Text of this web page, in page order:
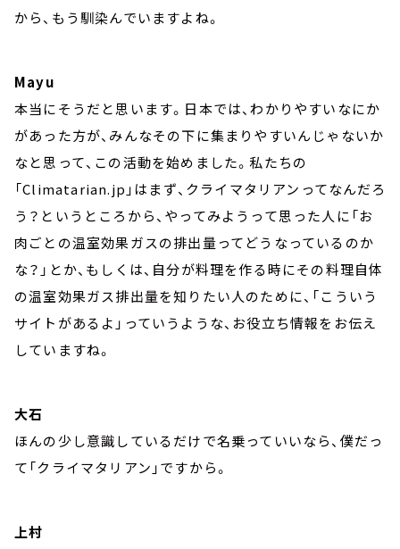
から、もう馴染んでいますよね。
Mayu
本当にそうだと思います。日本では、わかりやすいなにか
があった方が、みんなその下に集まりやすいんじゃないか
なと思って、この活動を始めました。私たちの
「Climatarian.jp」はまず、クライマタリアンってなんだろ
う？というところから、やってみようって思った人に「お
肉ごとの温室効果ガスの排出量ってどうなっているのか
な？」とか、もしくは、自分が料理を作る時にその料理自体
の温室効果ガス排出量を知りたい人のために、「こういう
サイトがあるよ」っていうような、お役立ち情報をお伝え
していますね。
大石
ほんの少し意識しているだけで名乗っていいなら、僕だっ
て「クライマタリアン」ですから。
上村